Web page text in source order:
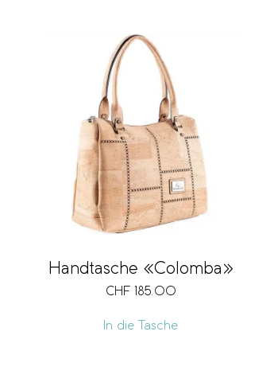
Handtasche «Colomba»
CHF 185.00
In die Tasche